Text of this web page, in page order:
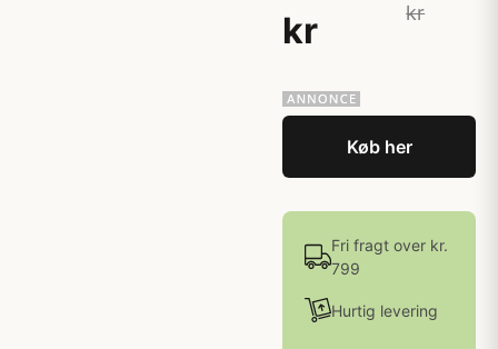
kr
kr
Køb her
Fri fragt over kr.
799
Hurtig levering